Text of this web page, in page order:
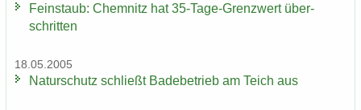
Fein­staub: Chem­nitz hat 35-​Tage-Grenzwert über­
schrit­ten
18.05.2005
Na­tur­schutz schließt Ba­de­be­trieb am Teich aus